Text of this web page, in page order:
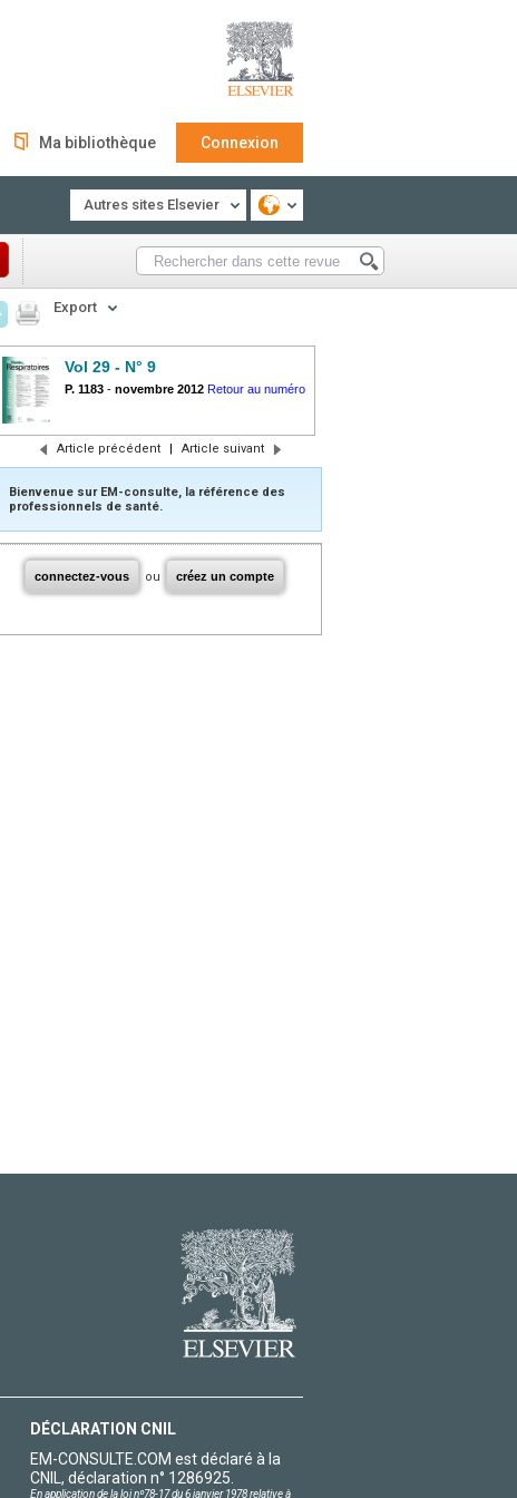
Ma bibliothèque Connexion
Autres sites Elsevier
Export
Vol 29 - N° 9
P. 1183 - novembre 2012 Retour au numéro
Article précédent | Article suivant
Bienvenue sur EM-consulte, la référence des
professionnels de santé.
connectez-vous ou créez un compte
DÉCLARATION CNIL
EM-CONSULTE.COM est déclaré à la
CNIL, déclaration n° 1286925.
En application de la loi nº78-17 du 6 janvier 1978 relative à